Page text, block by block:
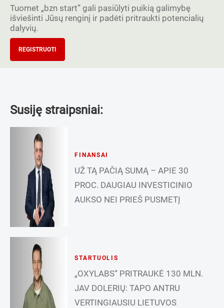
Tuomet „bzn start” gali pasiūlyti puikią galimybę
išviešinti Jūsų renginį ir padėti pritraukti potencialių
dalyvių.
REGISTRUOTI
Susiję straipsniai:
FINANSAI
UŽ TĄ PAČIĄ SUMĄ – APIE 30
PROC. DAUGIAU INVESTICINIO
AUKSO NEI PRIEŠ PUSMETĮ
STARTUOLIS
„OXYLABS“ PRITRAUKĖ 130 MLN.
JAV DOLERIŲ: TAPO ANTRU
VERTINGIAUSIU LIETUVOS